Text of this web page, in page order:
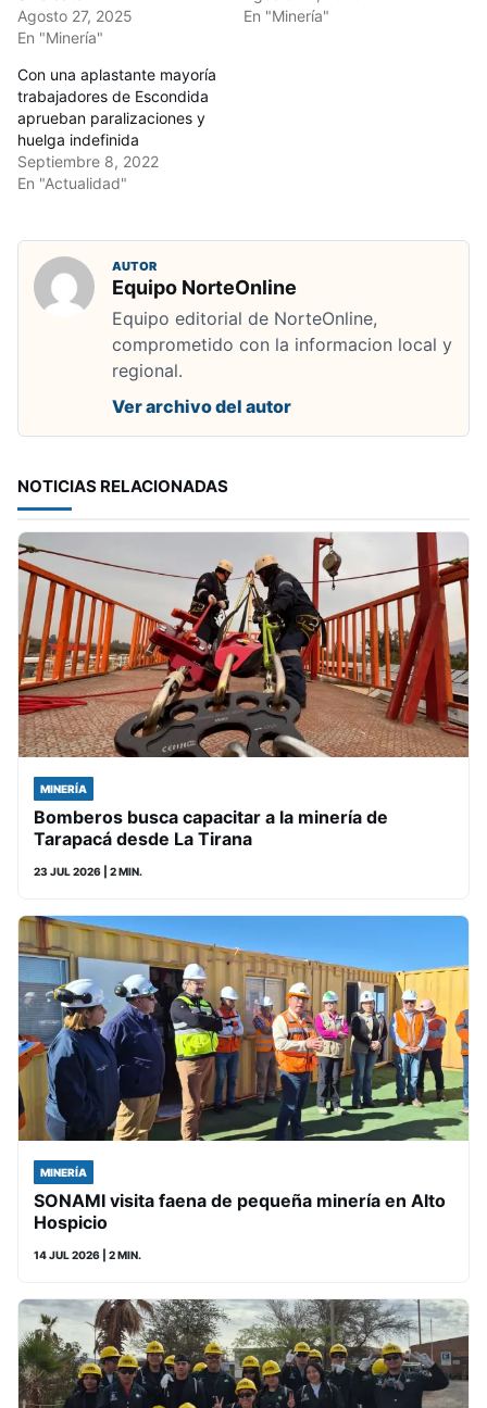
Agosto 27, 2025
En "Minería"
En "Minería"
Con una aplastante mayoría
trabajadores de Escondida
aprueban paralizaciones y
huelga indefinida
Septiembre 8, 2022
En "Actualidad"
AUTOR
Equipo NorteOnline
Equipo editorial de NorteOnline,
comprometido con la informacion local y
regional.
Ver archivo del autor
NOTICIAS RELACIONADAS
MINERÍA
Bomberos busca capacitar a la minería de
Tarapacá desde La Tirana
23 JUL 2026 | 2 MIN.
MINERÍA
SONAMI visita faena de pequeña minería en Alto
Hospicio
14 JUL 2026 | 2 MIN.